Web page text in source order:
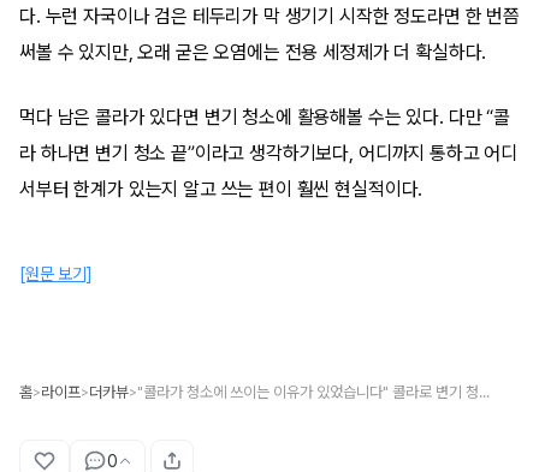
다. 누런 자국이나 검은 테두리가 막 생기기 시작한 정도라면 한 번쯤
써볼 수 있지만, 오래 굳은 오염에는 전용 세정제가 더 확실하다.
먹다 남은 콜라가 있다면 변기 청소에 활용해볼 수는 있다. 다만 “콜
라 하나면 변기 청소 끝”이라고 생각하기보다, 어디까지 통하고 어디
서부터 한계가 있는지 알고 쓰는 편이 훨씬 현실적이다.
[원문 보기]
홈>라이프>더카뷰> "콜라가 청소에 쓰이는 이유가 있었습니다" 콜라로 변기 청소, 생각보다 효과 있는 이유
0